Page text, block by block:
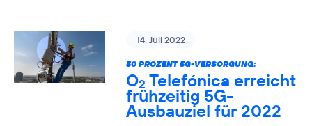
14. Juli 2022
50 PROZENT 5G-VERSORGUNG:
O2 Telefónica erreicht
frühzeitig 5G-
Ausbauziel für 2022